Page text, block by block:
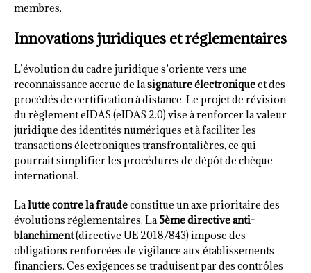
membres.
Innovations juridiques et réglementaires
L’évolution du cadre juridique s’oriente vers une
reconnaissance accrue de lasignature électroniqueet des
procédés de certification à distance. Le projet de révision
du règlement eIDAS (eIDAS 2.0) vise à renforcer la valeur
juridique des identités numériques et à faciliter les
transactions électroniques transfrontalières, ce qui
pourrait simplifier les procédures de dépôt de chèque
international.
Lalutte contre la fraudeconstitue un axe prioritaire des
évolutions réglementaires. La5ème directive anti-
blanchiment(directive UE 2018/843) impose des
obligations renforcées de vigilance aux établissements
financiers. Ces exigences se traduisent par des contrôles